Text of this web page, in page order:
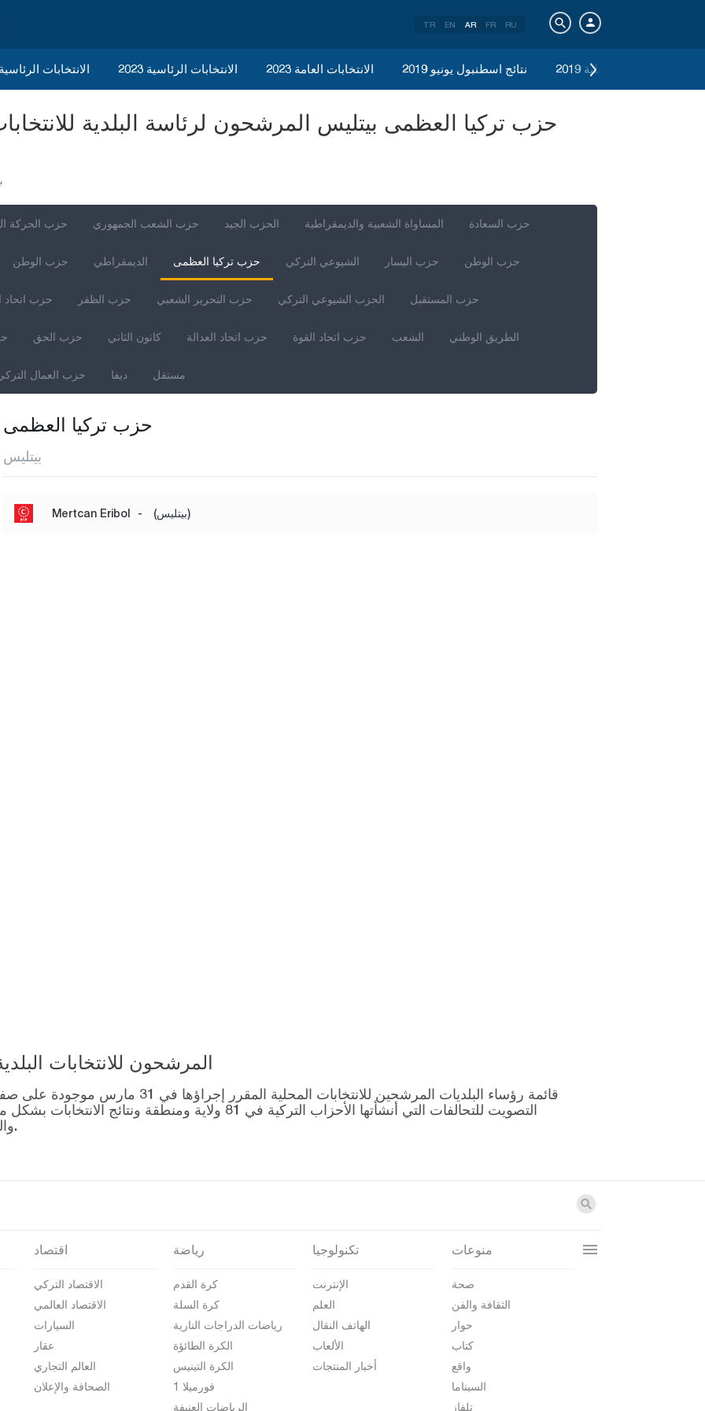
TR EN AR FR RU
2023 الانتخابات الانتخابات الرئاسية 2023 الانتخابات العامة 2023 نتائج اسطنبول يونيو 2019 الانتخابات المحلية 2019
حزب الحركة حزب الشعب الجمهوري الحزب الجيد المساواة الشعبية والديمقراطية حزب السعادة
حزب الوطن الديمقراطي حزب تركيا العظمى الشيوعي التركي حزب اليسار حزب الوطن
حزب اتحاد حزب الظفر حزب التحرير الشعبي الحزب الشيوعي التركي حزب المستقبل
حزب الحق كانون الثاني حزب اتحاد العدالة حزب اتحاد القوة الشعب الطريق الوطني
حزب العمال ديفا مستقل
حزب تركيا العظمى
بيتليس
Mertcan Eribol - (بيتليس)
المرشحون للانتخابات البلدية المحلية –
قائمة رؤساء البلديات المرشحين للانتخابات
التصويت للتحالفات التي أنشأتها الأحزاب التركية في 81
والمرشحين على صفحة نتائج الانتخابات 2024.
اقتصاد
الاقتصاد التركي
الاقتصاد العالمي
السيارات
عقار
العالم التجاري
الصحافة والإعلان
رياضة
كرة القدم
كرة السلة
رياضات الدراجات النارية
الكرة الطائؤة
الكرة التينيس
فورميلا 1
الرياضات العنيفة
تكنولوجيا
الإنترنت
العلم
الهاتف النقال
الألعاب
أخبار المنتجات
منوعات
صحة
الثقافة والفن
حوار
كتاب
واقع
السيناما
تلفاز